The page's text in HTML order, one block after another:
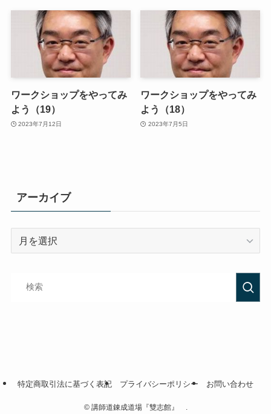
ワークショップをやってみ
よう（19）
2023年7月12日
ワークショップをやってみ
よう（18）
2023年7月5日
アーカイブ
特定商取引法に基づく表記 プライバシーポリシー お問い合わせ
©講師道錬成道場『雙志館』 .